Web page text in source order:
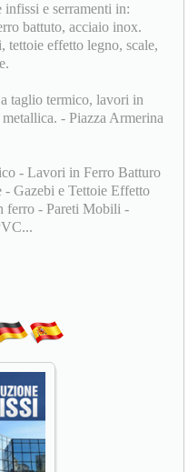
infissi e serramenti in:
battuto, acciaio inox.
tettoie effetto legno, scale,
taglio termico, lavori in
- Piazza Armerina
- Lavori in Ferro Batturo
Gazebi e Tettoie Effetto
ferro - Pareti Mobili -